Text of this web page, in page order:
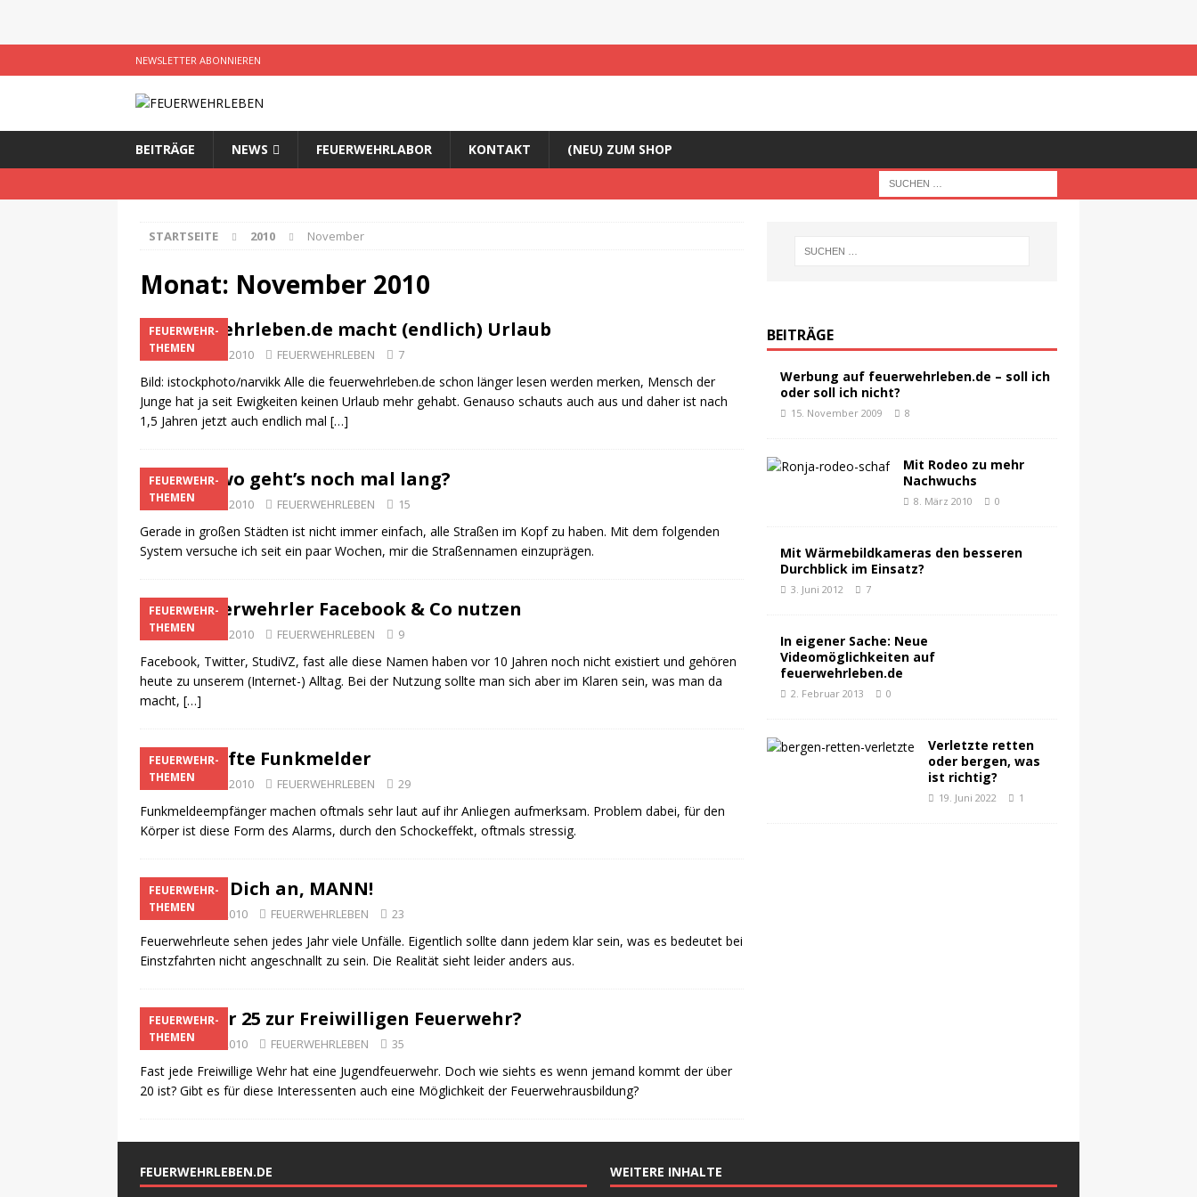
NEWSLETTER ABONNIEREN
BEITRÄGE NEWS FEUERWEHRLABOR KONTAKT (NEU) ZUM SHOP
STARTSEITE 2010 November
Monat: November 2010
FEUERWEHR-
THEMEN
feuerwehrleben.de macht (endlich) Urlaub
29. November 2010 FEUERWEHRLEBEN 7
Bild: istockphoto/narvikk Alle die feuerwehrleben.de schon länger lesen werden merken, Mensch der
Junge hat ja seit Ewigkeiten keinen Urlaub mehr gehabt. Genauso schauts auch aus und daher ist nach
1,5 Jahren jetzt auch endlich mal […]
FEUERWEHR-
THEMEN
Ähhh, wo geht’s noch mal lang?
28. November 2010 FEUERWEHRLEBEN 15
Gerade in großen Städten ist nicht immer einfach, alle Straßen im Kopf zu haben. Mit dem folgenden
System versuche ich seit ein paar Wochen, mir die Straßennamen einzuprägen.
FEUERWEHR-
THEMEN
Als Feuerwehrler Facebook & Co nutzen
21. November 2010 FEUERWEHRLEBEN 9
Facebook, Twitter, StudiVZ, fast alle diese Namen haben vor 10 Jahren noch nicht existiert und gehören
heute zu unserem (Internet-) Alltag. Bei der Nutzung sollte man sich aber im Klaren sein, was man da
macht, […]
FEUERWEHR-
THEMEN
Der sanfte Funkmelder
15. November 2010 FEUERWEHRLEBEN 29
Funkmeldeempfänger machen oftmals sehr laut auf ihr Anliegen aufmerksam. Problem dabei, für den
Körper ist diese Form des Alarms, durch den Schockeffekt, oftmals stressig.
FEUERWEHR-
THEMEN
Schnall Dich an, MANN!
8. November 2010 FEUERWEHRLEBEN 23
Feuerwehrleute sehen jedes Jahr viele Unfälle. Eigentlich sollte dann jedem klar sein, was es bedeutet bei
Einstzfahrten nicht angeschnallt zu sein. Die Realität sieht leider anders aus.
FEUERWEHR-
THEMEN
Mit über 25 zur Freiwilligen Feuerwehr?
3. November 2010 FEUERWEHRLEBEN 35
Fast jede Freiwillige Wehr hat eine Jugendfeuerwehr. Doch wie siehts es wenn jemand kommt der über
20 ist? Gibt es für diese Interessenten auch eine Möglichkeit der Feuerwehrausbildung?
BEITRÄGE
Werbung auf feuerwehrleben.de – soll ich
oder soll ich nicht?
15. November 2009 8
Mit Rodeo zu mehr
Nachwuchs
8. März 2010 0
Mit Wärmebildkameras den besseren
Durchblick im Einsatz?
3. Juni 2012 7
In eigener Sache: Neue
Videomöglichkeiten auf
feuerwehrleben.de
2. Februar 2013 0
Verletzte retten
oder bergen, was
ist richtig?
19. Juni 2022 1
FEUERWEHRLEBEN.DE WEITERE INHALTE